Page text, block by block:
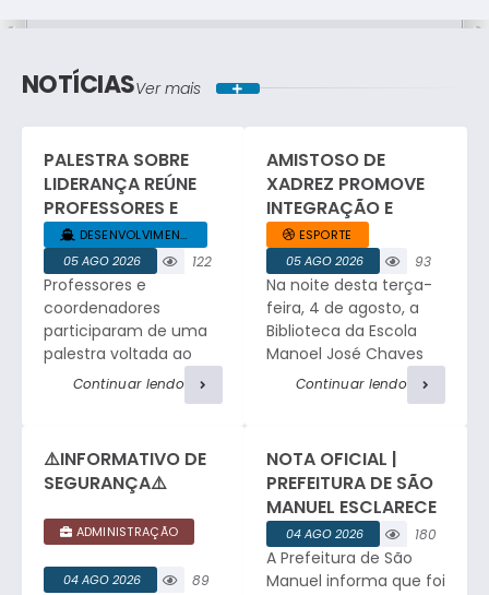
NOTÍCIASVer mais
PALESTRA SOBRE
LIDERANÇA REÚNE
PROFESSORES E
COORDENADORES
DA REDE MUNICIPAL
05 AGO 2026
DESENVOLVIMENTO... +1
122
ões
Professores e
coordenadores
participaram de uma
palestra voltada ao
desenvolvimento da
liderança no ambiente
troca de experiências
e atividades de
integração. César
Ribeiro, Consultor e
iniciou o encontro
Continuar lendo
AMISTOSO DE
XADREZ PROMOVE
INTEGRAÇÃO E
ESPÍRITO ESPORTIVO
EM SÃO MANUEL.
05 AGO 2026
ESPORTE
93
visualizaç
ões
Na noite desta terça-
feira, 4 de agosto, a
Biblioteca da Escola
Manoel José Chaves
sediou um amistoso
tradicional equipe de
São Manuel. O
encontro reuniu
enxadristas em
partidas de alto nível,
proporcionando a
Continuar lendo
⚠️INFORMATIVO DE
SEGURANÇA⚠️
04 AGO 2026
ADMINISTRAÇÃO
89
NOTA OFICIAL |
PREFEITURA DE SÃO
MANUEL ESCLARECE
OCORRÊNCIA DE
FURTO NO
CEMITÉRIO
04 AGO 2026
180
visualizaç
ões
A Prefeitura de São
Manuel informa que foi